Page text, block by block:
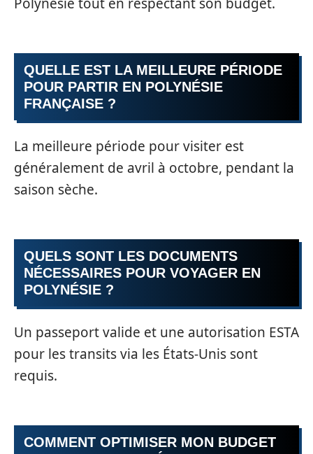
Polynésie tout en respectant son budget.
QUELLE EST LA MEILLEURE PÉRIODE
POUR PARTIR EN POLYNÉSIE
FRANÇAISE ?
La meilleure période pour visiter est
généralement de avril à octobre, pendant la
saison sèche.
QUELS SONT LES DOCUMENTS
NÉCESSAIRES POUR VOYAGER EN
POLYNÉSIE ?
Un passeport valide et une autorisation ESTA
pour les transits via les États-Unis sont
requis.
COMMENT OPTIMISER MON BUDGET